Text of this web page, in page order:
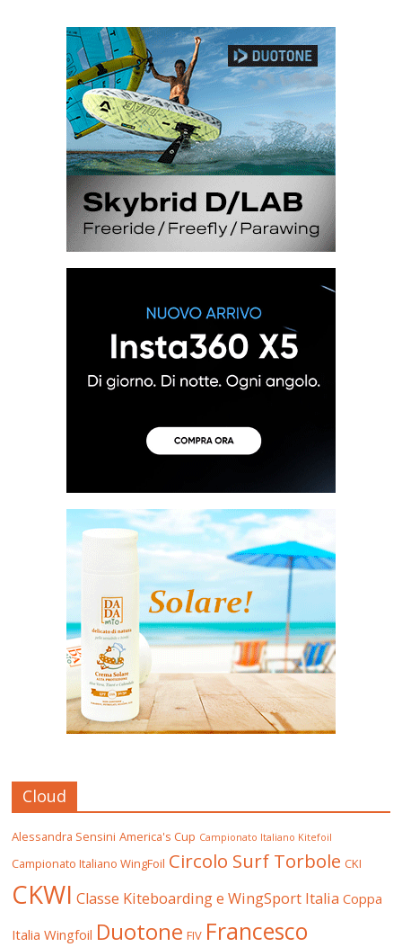
Cloud
Alessandra Sensini America's Cup Campionato Italiano Kitefoil
Campionato Italiano WingFoil Circolo Surf Torbole CKI
CKWI Classe Kiteboarding e WingSport Italia Coppa
Italia Wingfoil Duotone FIV Francesco